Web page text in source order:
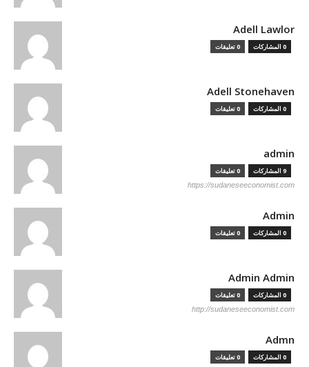
Adell Lawlor
0 المشاركات 0 تعليقات
Adell Stonehaven
0 المشاركات 0 تعليقات
admin
9 المشاركات 0 تعليقات
https://sudaneseeconomist.com
Admin
0 المشاركات 0 تعليقات
Admin Admin
0 المشاركات 0 تعليقات
http://sudaneseeconomist.com
Admn
0 المشاركات 0 تعليقات